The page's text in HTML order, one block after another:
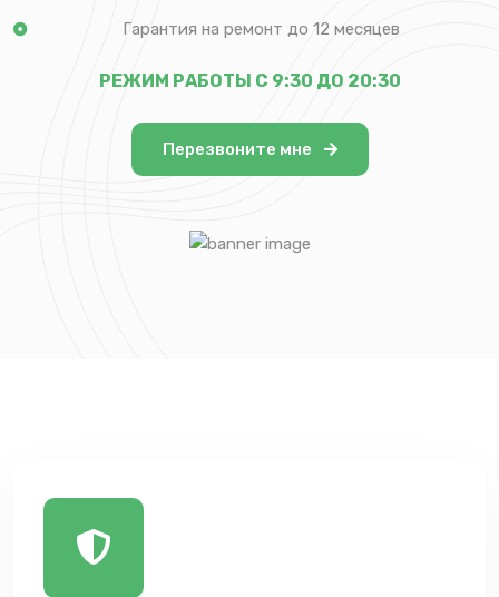
Гарантия на ремонт до 12 месяцев
РЕЖИМ РАБОТЫ С 9:30 ДО 20:30
Перезвоните мне